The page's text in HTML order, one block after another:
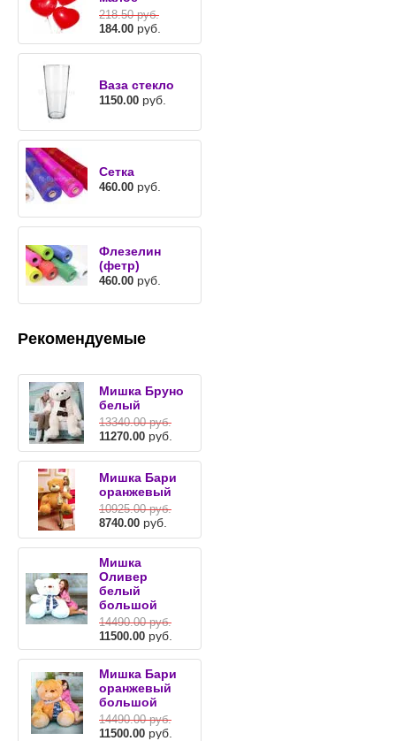
218.50руб.
184.00 руб.
Ваза стекло
1150.00 руб.
Сетка
460.00 руб.
Флезелин
(фетр)
460.00 руб.
Рекомендуемые
Мишка Бруно
белый
13340.00руб.
11270.00 руб.
Мишка Бари
оранжевый
10925.00руб.
8740.00 руб.
Мишка
Оливер
белый
большой
14490.00руб.
11500.00 руб.
Мишка Бари
оранжевый
большой
14490.00руб.
11500.00 руб.